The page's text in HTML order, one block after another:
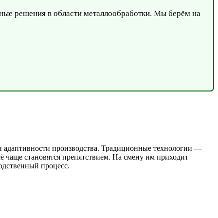
решения в области металлообработки. Мы берём на
адаптивности производства. Традиционные технологии —
становятся препятствием. На смену им приходит
процесс.